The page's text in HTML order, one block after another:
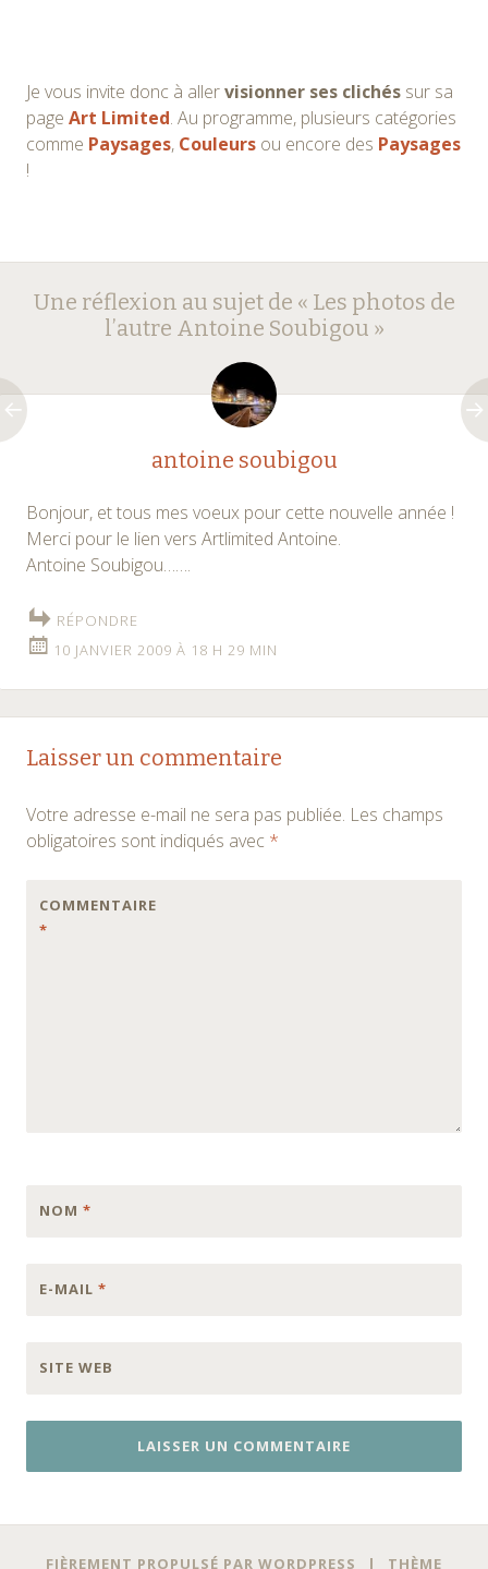
Je vous invite donc à allervisionner ses clichés sur sa
page Art Limited. Au programme, plusieurs catégories
comme Paysages, Couleurs ou encore des Paysages
!
Navigation
articles
Une réflexion au sujet de « Les photos de
l’autre Antoine Soubigou »
antoine soubigou
Bonjour, et tous mes voeux pour cette nouvelle année !
Merci pour le lien vers Artlimited Antoine.
Antoine Soubigou…….
RÉPONDRE
10 JANVIER 2009 À 18 H 29 MIN
Laisser un commentaire
Votre adresse e-mail ne sera pas publiée. Les champs
obligatoires sont indiqués avec *
COMMENTAIRE
*
NOM *
E-MAIL *
SITE WEB
FIÈREMENT PROPULSÉ PAR WORDPRESS | THÈME